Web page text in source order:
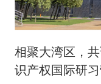
相聚大湾区，
识产权国际研